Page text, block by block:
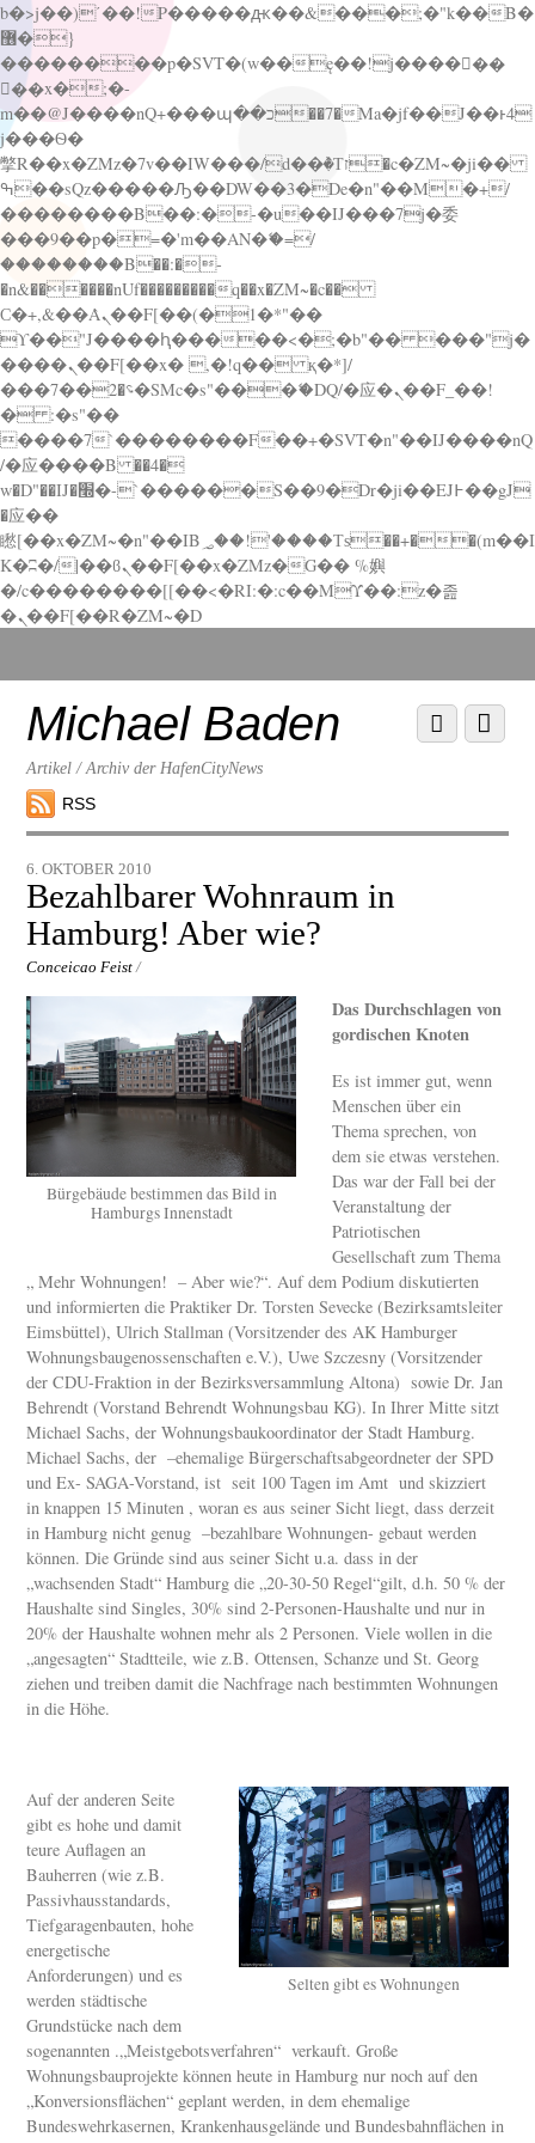
b�>j��)΄��!P�����ԫ��&���;�"k��B�
޶�}
��������p�SVT�(w��ę��!j������
��x�;�-
m��@J����nQ+���պ��כ��7�Ma�jf��J��ͱ4
j���Ѳ�
撆R��x�ZMz�7v��IW���/d��ٞ�Тז�c�ZM~�ji��
ߒ��sQz�����Ԡ��DW��3�De�n"��M�+/
��������B��:�-�u��IJ���7j�委
���9��p�=�'m��AN�ޭ�=/
��������B��:�-
�n&������nUf���������q��x�ZM~�c��
Ϲ�+,&��Ὰܢ��F[��(�1�*"��
ϒ��"J����ԧ�����<�;�b"�� ���"j�
����ܢ��F[��x� ,�!q�� қ�*]/
���؝�2��7�SMc�s"���ޭ�DQ/�应�ܢ��F_��!
� :�s"��
����7`��������F��+�SVT�n"��IJ����nQ
/�应����B ��4�
w�D"��IJ�׭�-`������S��9�Dr�ji��EJ߅��gJ
�应��
矁[��x�ZM~�n"��IB؃��!'����Тѕ��+��(m��I
K�ʭ�/|��ϐܢ��F[��x�ZMz�G�� %嬩
�/c��������[[��<�RI:�:c��MΎ��:z�졾
�ܢ��F[��R�ZM~�D
down
contentMichael Baden
Artikel / Archiv der HafenCityNews
RSS
Menu
Scroll
down
6. OKTOBER 2010
Bezahlbarer Wohnraum in
Hamburg! Aber wie?
Conceicao Feist /
Bürgebäude bestimmen das Bild in
Hamburgs Innenstadt
Das Durchschlagen von
gordischen Knoten
Es ist immer gut, wenn
Menschen über ein
Thema sprechen, von
dem sie etwas verstehen.
Das war der Fall bei der
Veranstaltung der
Patriotischen
Gesellschaft zum Thema
„ Mehr Wohnungen! – Aber wie?“. Auf dem Podium diskutierten
und informierten die Praktiker Dr. Torsten Sevecke (Bezirksamtsleiter
Eimsbüttel), Ulrich Stallman (Vorsitzender des AK Hamburger
Wohnungsbaugenossenschaften e.V.), Uwe Szczesny (Vorsitzender
der CDU-Fraktion in der Bezirksversammlung Altona) sowie Dr. Jan
Behrendt (Vorstand Behrendt Wohnungsbau KG). In Ihrer Mitte sitzt
Michael Sachs, der Wohnungsbaukoordinator der Stadt Hamburg.
Michael Sachs, der –ehemalige Bürgerschaftsabgeordneter der SPD
und Ex- SAGA-Vorstand, ist seit 100 Tagen im Amt und skizziert
in knappen 15 Minuten , woran es aus seiner Sicht liegt, dass derzeit
in Hamburg nicht genug –bezahlbare Wohnungen- gebaut werden
können. Die Gründe sind aus seiner Sicht u.a. dass in der
„wachsenden Stadt“ Hamburg die „20-30-50 Regel“gilt, d.h. 50 % der
Haushalte sind Singles, 30% sind 2-Personen-Haushalte und nur in
20% der Haushalte wohnen mehr als 2 Personen. Viele wollen in die
„angesagten“ Stadtteile, wie z.B. Ottensen, Schanze und St. Georg
ziehen und treiben damit die Nachfrage nach bestimmten Wohnungen
in die Höhe.
Selten gibt es Wohnungen
Auf der anderen Seite
gibt es hohe und damit
teure Auflagen an
Bauherren (wie z.B.
Passivhausstandards,
Tiefgaragenbauten, hohe
energetische
Anforderungen) und es
werden städtische
Grundstücke nach dem
sogenannten .„Meistgebotsverfahren“ verkauft. Große
Wohnungsbauprojekte können heute in Hamburg nur noch auf den
„Konversionsflächen“ geplant werden, in dem ehemalige
Bundeswehrkasernen, Krankenhausgelände und Bundesbahnflächen in